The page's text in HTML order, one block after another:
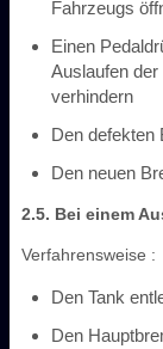
Fahrzeugs
Einen
Auslaufen
verhindern
Den defekten
Den neuen
2.5. Bei einem
Verfahrensweise :
Den Tank
Den